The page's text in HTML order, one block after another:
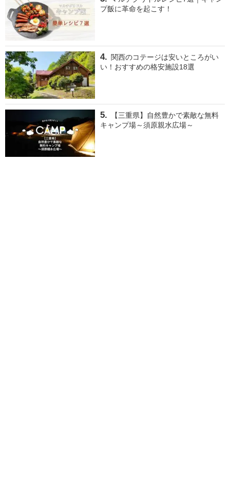
プ飯に革命を起こす！
関西のコテージは安いところがい
い！おすすめの格安施設18選
【三重県】自然豊かで素敵な無料
キャンプ場～須原親水広場～